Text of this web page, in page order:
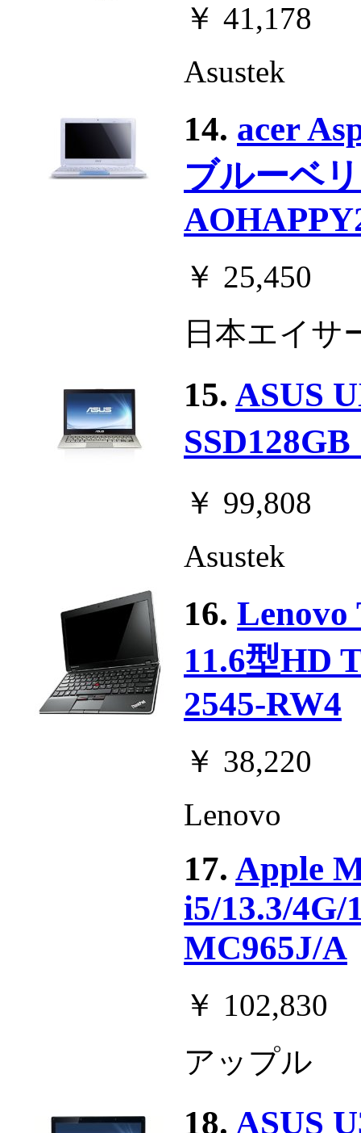
￥ 41,178
Asustek
14. acer
ブルーベ
￥ 25,450
日本エイサ
15. ASUS
￥ 99,808
Asustek
16. Lenovo
11.6型HD
2545-RW4
￥ 38,220
Lenovo
17. Apple
i5/13.3/4G/
MC965J/A
￥ 102,830
アップル
18. ASUS